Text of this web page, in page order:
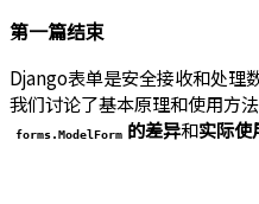
第一篇结束
Django表单是安全接收和处理
我们讨论了基本原理和使用方
forms.ModelForm 的差异和实际使